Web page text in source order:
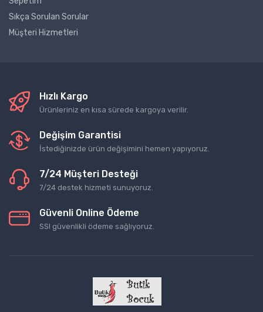
Sıkça Sorulan Sorular
Müşteri Hizmetleri
Hızlı Kargo
Ürünleriniz en kısa sürede kargoya verilir.
Değişim Garantisi
İstediğinizde ürün değişimini hemen yapıyoruz.
7/24 Müşteri Desteği
7/24 destek hizmeti sunuyoruz.
Güvenli Online Ödeme
SSl güvenlikli ödeme sağlıyoruz.